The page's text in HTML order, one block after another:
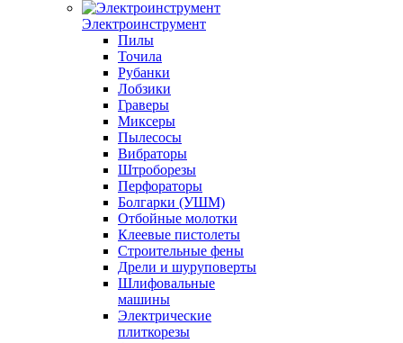
Электроинструмент
Пилы
Точила
Рубанки
Лобзики
Граверы
Миксеры
Пылесосы
Вибраторы
Штроборезы
Перфораторы
Болгарки (УШМ)
Отбойные молотки
Клеевые пистолеты
Строительные фены
Дрели и шуруповерты
Шлифовальные
машины
Электрические
плиткорезы